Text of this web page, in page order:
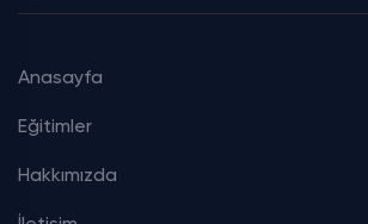
Anasayfa
Eğitimler
Hakkımızda